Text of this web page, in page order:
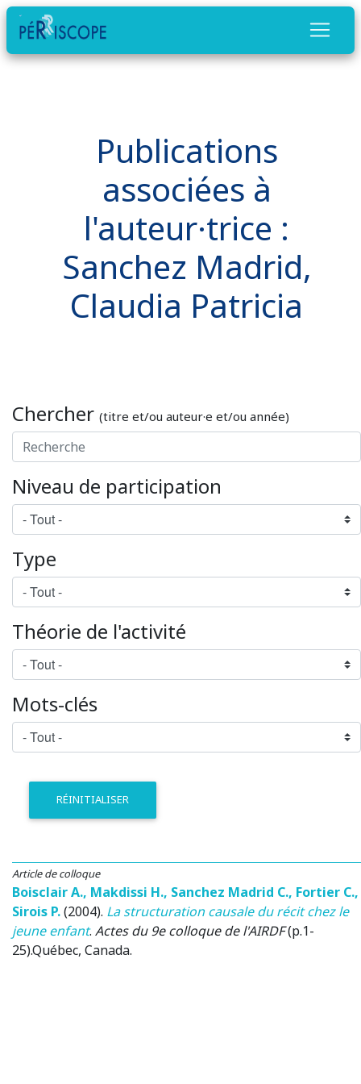
Publications
associées à
l'auteur·trice :
Sanchez Madrid,
Claudia Patricia
Chercher (titre et/ou auteur·e et/ou année)
Niveau de participation
Type
Théorie de l'activité
Mots-clés
RÉINITIALISER
Article de colloque
Boisclair A., Makdissi H., Sanchez Madrid C., Fortier C.,
Sirois P.(2004). La structuration causale du récit chez le
jeune enfant. Actes du 9e colloque de l'AIRDF(p.1-
25).Québec, Canada.